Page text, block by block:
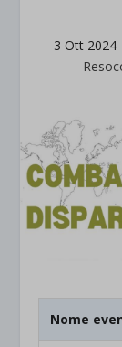
3 Ott 2024
Nome